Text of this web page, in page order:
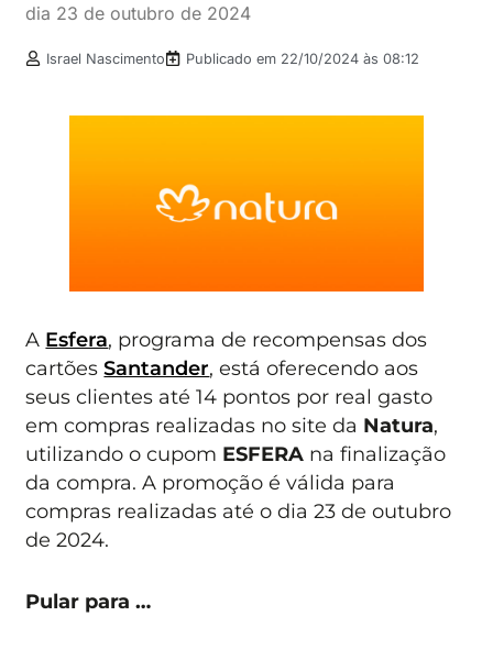
dia 23 de outubro de 2024
Israel Nascimento Publicado em 22/10/2024 às 08:12
A Esfera, programa de recompensas dos
cartõesSantander, está oferecendo aos
seus clientes até 14 pontos por real gasto
em compras realizadas no site da Natura,
utilizando o cupom ESFERA na finalização
da compra. A promoção é válida para
compras realizadas até o dia 23 de outubro
de 2024.
Pular para …